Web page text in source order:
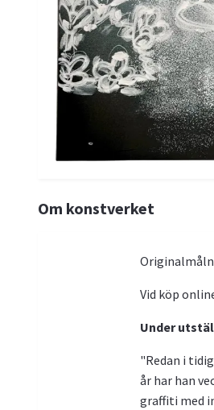
Om konstverket
Vid köp
Under
"Redan i
år har han
graffiti med